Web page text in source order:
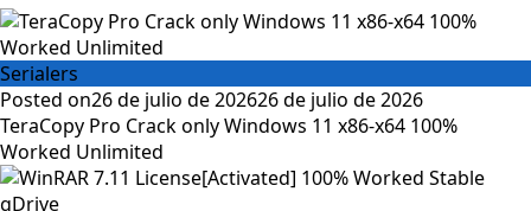
Serialers
Posted on26 de julio de 202626 de julio de 2026
TeraCopy Pro Crack only Windows 11 x86-x64 100%
Worked Unlimited